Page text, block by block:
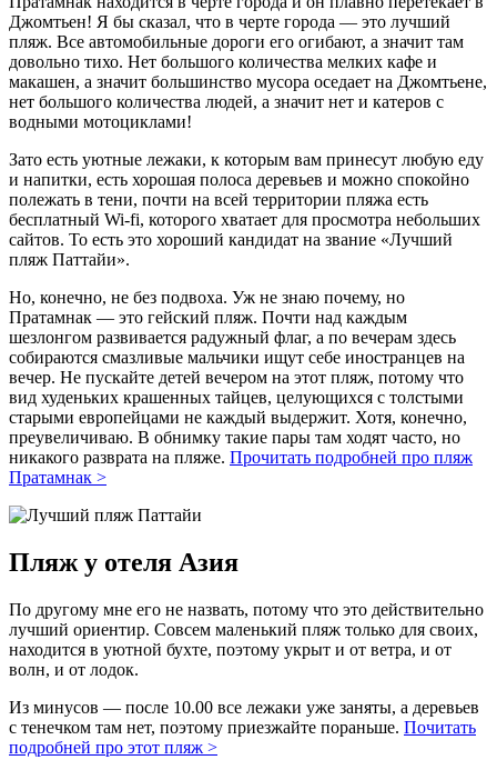
Джомтьен! Я бы сказал, что в черте города — это лучший
пляж. Все автомобильные дороги его огибают, а значит там
довольно тихо. Нет большого количества мелких кафе и
макашен, а значит большинство мусора оседает на Джомтьене,
нет большого количества людей, а значит нет и катеров с
водными мотоциклами!
Зато есть уютные лежаки, к которым вам принесут любую еду
и напитки, есть хорошая полоса деревьев и можно спокойно
полежать в тени, почти на всей территории пляжа есть
бесплатный Wi-fi, которого хватает для просмотра небольших
сайтов. То есть это хороший кандидат на звание «Лучший
пляж Паттайи».
Но, конечно, не без подвоха. Уж не знаю почему, но
Пратамнак — это гейский пляж. Почти над каждым
шезлонгом развивается радужный флаг, а по вечерам здесь
собираются смазливые мальчики ищут себе иностранцев на
вечер. Не пускайте детей вечером на этот пляж, потому что
вид худеньких крашенных тайцев, целующихся с толстыми
старыми европейцами не каждый выдержит. Хотя, конечно,
преувеличиваю. В обнимку такие пары там ходят часто, но
никакого разврата на пляже. Прочитать подробней про пляж
Пратамнак >
Пляж у отеля Азия
По другому мне его не назвать, потому что это действительно
лучший ориентир. Совсем маленький пляж только для своих,
находится в уютной бухте, поэтому укрыт и от ветра, и от
волн, и от лодок.
Из минусов — после 10.00 все лежаки уже заняты, а деревьев
с тенечком там нет, поэтому приезжайте пораньше. Почитать
подробней про этот пляж >